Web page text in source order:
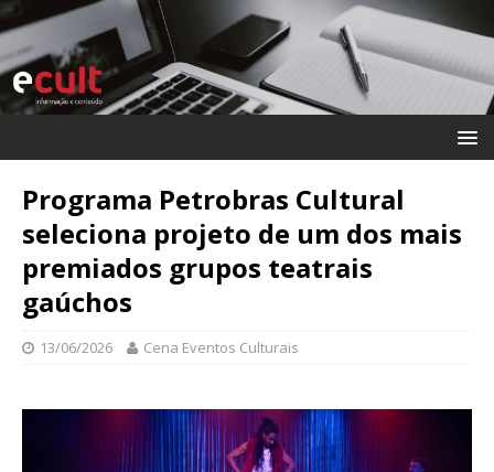
Programa Petrobras Cultural
seleciona projeto de um dos mais
premiados grupos teatrais
gaúchos
13/06/2026 Cena Eventos Culturais